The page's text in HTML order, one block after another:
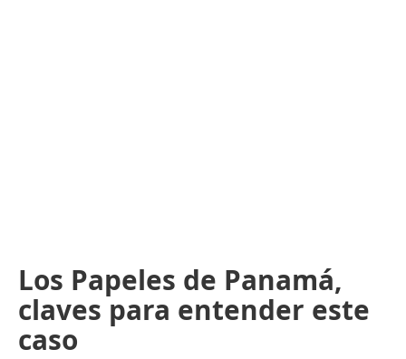
Los Papeles de Panamá,
claves para entender este
caso